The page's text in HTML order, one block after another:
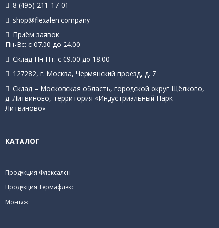
8 (495) 211-17-01
shop@flexalen.company
Приём заявок
Пн-Вс: с 07.00 до 24.00
Склад Пн-Пт: с 09.00 до 18.00
127282, г. Москва, Чермянский проезд, д. 7
Склад – Московская область, городской округ Щёлково,
д. Литвиново, территория «Индустриальный Парк
Литвиново»
КАТАЛОГ
Продукция Флексален
Продукция Термафлекс
Монтаж